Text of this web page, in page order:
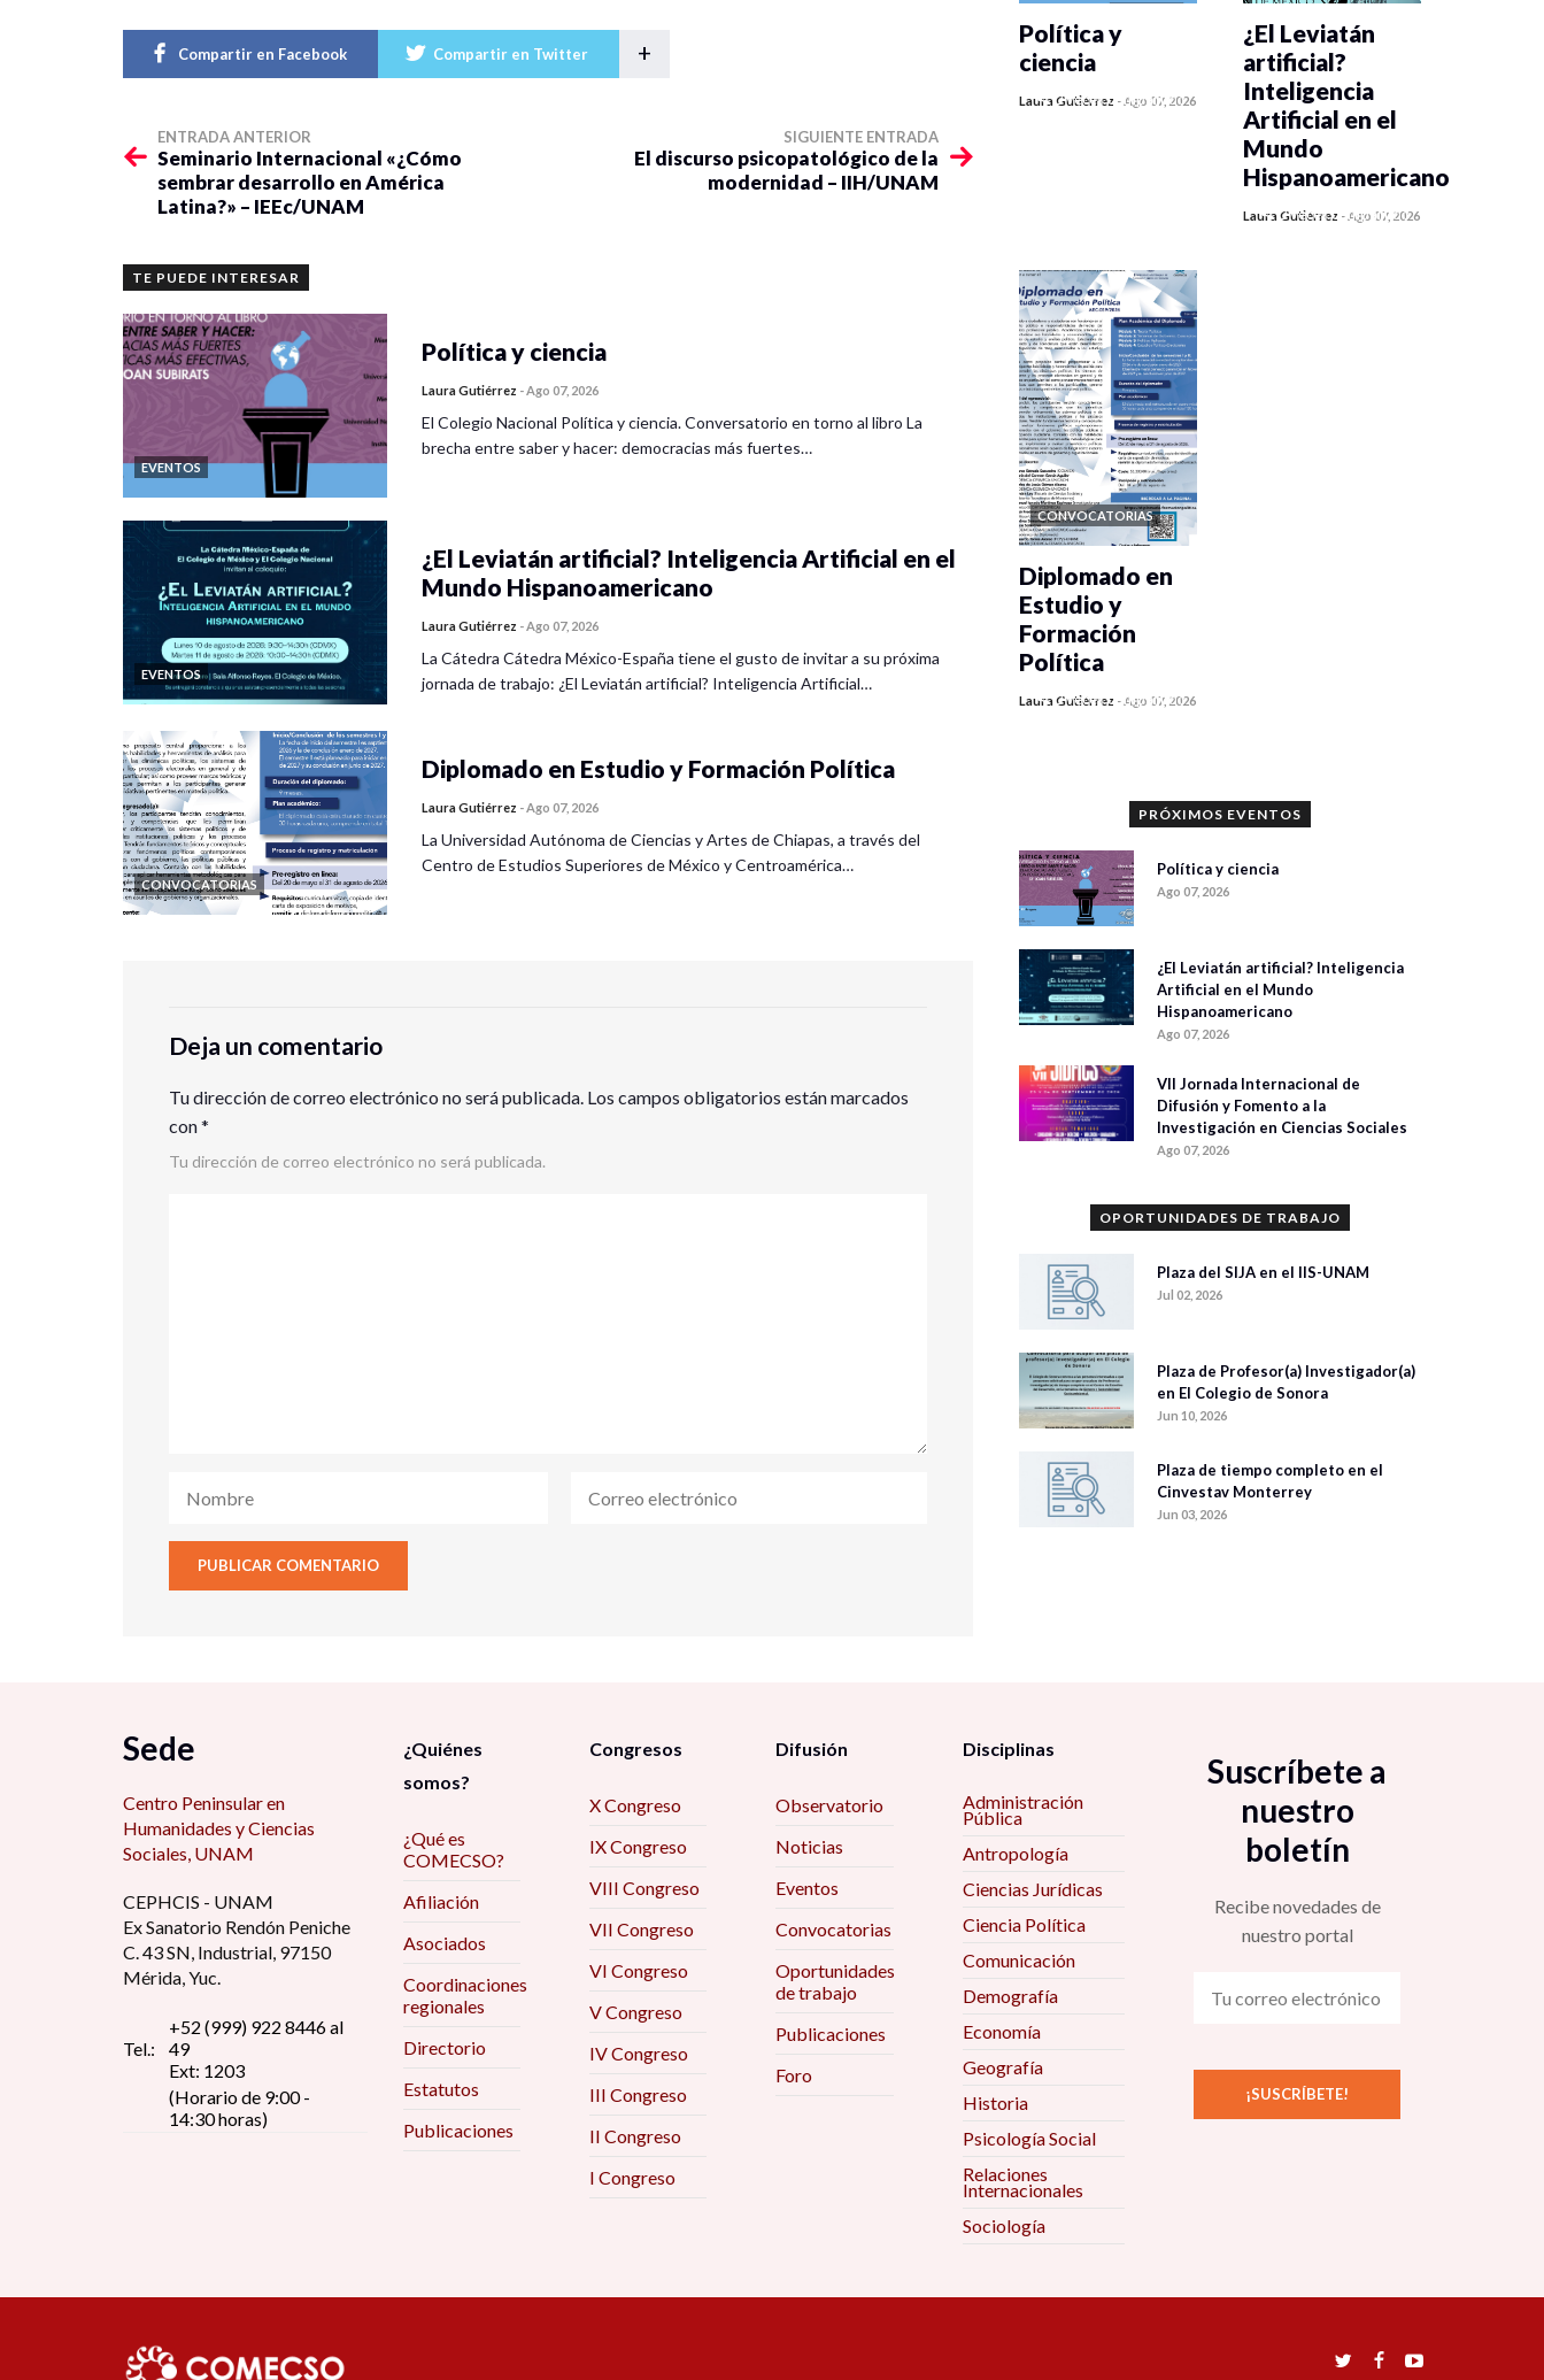
Compartir en Facebook Compartir en Twitter +
ENTRADA ANTERIOR
Seminario Internacional «¿Cómo
sembrar desarrollo en América
Latina?» – IEEc/UNAM
SIGUIENTE ENTRADA
El discurso psicopatológico de la
modernidad – IIH/UNAM
TE PUEDE INTERESAR
EVENTOS
Política y ciencia
Laura Gutiérrez -Ago 07, 2026
El Colegio Nacional Política y ciencia. Conversatorio en torno al libro La
brecha entre saber y hacer: democracias más fuertes…
EVENTOS
¿El Leviatán artificial? Inteligencia Artificial en el
Mundo Hispanoamericano
Laura Gutiérrez -Ago 07, 2026
La Cátedra Cátedra México-España tiene el gusto de invitar a su próxima
jornada de trabajo: ¿El Leviatán artificial? Inteligencia Artificial…
CONVOCATORIAS
Diplomado en Estudio y Formación Política
Laura Gutiérrez -Ago 07, 2026
La Universidad Autónoma de Ciencias y Artes de Chiapas, a través del
Centro de Estudios Superiores de México y Centroamérica…
Deja un comentario
Tu dirección de correo electrónico no será publicada. Los campos obligatorios están marcados
con*
Tu dirección de correo electrónico no será publicada.
0 veces compartido
Política y
ciencia
Laura Gutiérrez -Ago 07, 2026
0 veces compartido
¿El Leviatán
artificial?
Inteligencia
Artificial en el
Mundo
Hispanoamericano
Laura Gutiérrez -Ago 07, 2026
CONVOCATORIAS
0 veces compartido
Diplomado en
Estudio y
Formación
Política
Laura Gutiérrez -Ago 07, 2026
PRÓXIMOS EVENTOS
Política y ciencia
Ago 07, 2026
¿El Leviatán artificial? Inteligencia
Artificial en el Mundo
Hispanoamericano
Ago 07, 2026
VII Jornada Internacional de
Difusión y Fomento a la
Investigación en Ciencias Sociales
Ago 07, 2026
OPORTUNIDADES DE TRABAJO
Plaza del SIJA en el IIS-UNAM
Jul 02, 2026
Plaza de Profesor(a) Investigador(a)
en El Colegio de Sonora
Jun 10, 2026
Plaza de tiempo completo en el
Cinvestav Monterrey
Jun 03, 2026
Sede
Centro Peninsular en
Humanidades y Ciencias
Sociales, UNAM
CEPHCIS - UNAM
Ex Sanatorio Rendón Peniche
C. 43 SN, Industrial, 97150
Mérida, Yuc.
Tel.:
+52 (999) 922 8446 al
49
Ext: 1203
(Horario de 9:00 -
14:30 horas)
¿Quiénes
somos?
¿Qué es
COMECSO?
Afiliación
Asociados
Coordinaciones
regionales
Directorio
Estatutos
Publicaciones
Congresos
X Congreso
IX Congreso
VIII Congreso
VII Congreso
VI Congreso
V Congreso
IV Congreso
III Congreso
II Congreso
I Congreso
Difusión
Observatorio
Noticias
Eventos
Convocatorias
Oportunidades
de trabajo
Publicaciones
Foro
Disciplinas
Administración
Pública
Antropología
Ciencias Jurídicas
Ciencia Política
Comunicación
Demografía
Economía
Geografía
Historia
Psicología Social
Relaciones
Internacionales
Sociología
Suscríbete a
nuestro
boletín
Recibe novedades de
nuestro portal